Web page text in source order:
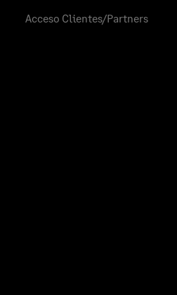
Acceso Clientes/Partners